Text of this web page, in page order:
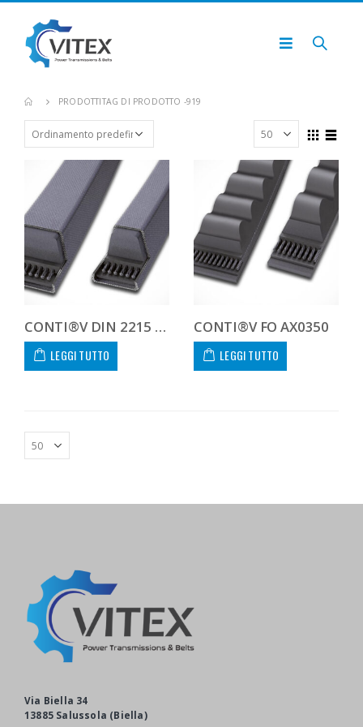
PRODOTTITAG DI PRODOTTO -919
CONTI®V DIN 2215 13.0X889 A 35
LEGGI TUTTO
CONTI®V FO AX0350
LEGGI TUTTO
Via Biella 34
13885 Salussola (Biella)